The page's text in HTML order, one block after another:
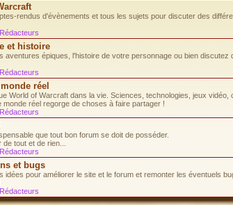
rendus d'évènements et tous les sujets pour discuter des
Rédacteurs
et histoire
aventures épiques, l'histoire de votre personnage ou bien discutez
Rédacteurs
réel
World of Warcraft dans la vie. Sciences, technologies, jeux vidéo,
monde réel regorge de choses à faire partager !
Rédacteurs
que tout bon forum se doit de posséder.
tout et de rien...
Rédacteurs
et bugs
idées pour améliorer le site et le forum et remonter les éventuels
Rédacteurs